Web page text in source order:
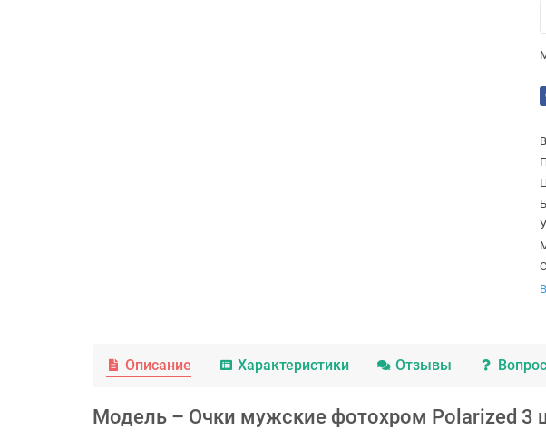
Описание Характеристики Отзывы
Модель – Очки мужские фотохром Polarized 3